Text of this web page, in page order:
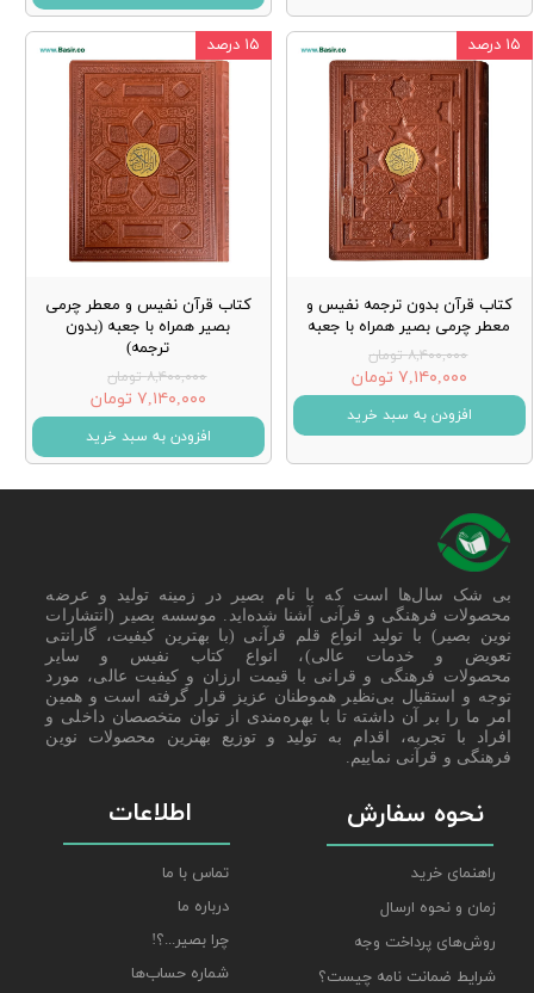
کتاب قرآن بدون ترجمه نفیس و
معطر چرمی بصیر همراه با جعبه
۸,۴۰۰,۰۰۰ تومان
۷,۱۴۰,۰۰۰ تومان
افزودن به سبد خرید
۱۵ درصد
کتاب قرآن نفیس و معطر چرمی
بصیر همراه با جعبه (بدون
ترجمه)
۸,۴۰۰,۰۰۰ تومان
۷,۱۴۰,۰۰۰ تومان
افزودن به سبد خرید
۱۵ درصد
نحوه سفارش
راهنمای خرید
زمان و نحوه ارسال
روش‌های پرداخت وجه
شرایط ضمانت نامه چیست؟
اطلاعات
تماس با ما
درباره ما
چرا بصیر...؟!
شماره حساب‌ها
بی شک سال‌ها است که با نام بصیر در زمینه تولید و عرضه
محصولات فرهنگی و قرآنی آشنا شده‌اید. موسسه بصیر (انتشارات
نوین بصیر) با تولید انواع قلم قرآنی (با بهترین کیفیت، گارانتی
تعویض و خدمات عالی)، انواع کتاب نفیس و سایر
محصولات فرهنگی و قرانی با قیمت ارزان و کیفیت عالی، مورد
توجه و استقبال بی‌نظیر هموطنان عزیز قرار گرفته است و همین
امر ما را بر آن داشته تا با بهره‌مندی از توان متخصصان داخلی و
افراد با تجربه، اقدام به تولید و توزیع بهترین محصولات نوین
فرهنگی و قرآنی نماییم.